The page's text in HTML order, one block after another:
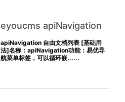
eyoucms apiNavigation
导航栏目列表
apiNavigation 自由文档列表 [基础用
法]名称：apiNavigation功能：易优导
航菜单标签，可以循环嵌......